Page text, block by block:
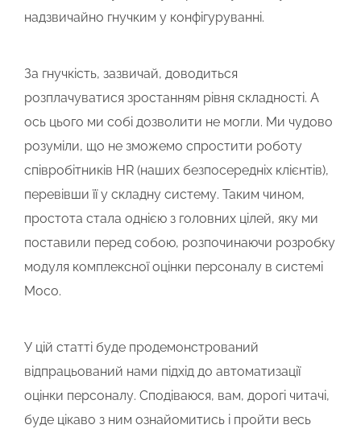
надзвичайно гнучким у конфігуруванні.
За гнучкість, зазвичай, доводиться
розплачуватися зростанням рівня складності. А
ось цього ми собі дозволити не могли. Ми чудово
розуміли, що не зможемо спростити роботу
співробітників HR (наших безпосередніх клієнтів),
перевівши її у складну систему. Таким чином,
простота стала однією з головних цілей, яку ми
поставили перед собою, розпочинаючи розробку
модуля комплексної оцінки персоналу в системі
Мосо.
У цій статті буде продемонстрований
відпрацьований нами підхід до автоматизації
оцінки персоналу. Сподіваюся, вам, дорогі читачі,
буде цікаво з ним ознайомитись і пройти весь